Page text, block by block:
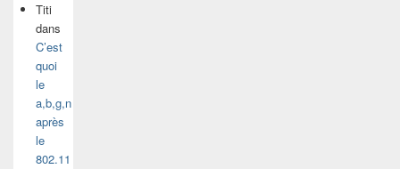
Titi
dans
C’est
quoi
le
a,b,g,n
après
le
802.11